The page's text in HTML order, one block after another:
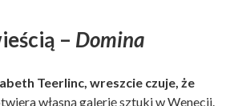
– Domina
Teerlinc, wreszcie czuje, że
własną galerię sztuki w Wenecji.